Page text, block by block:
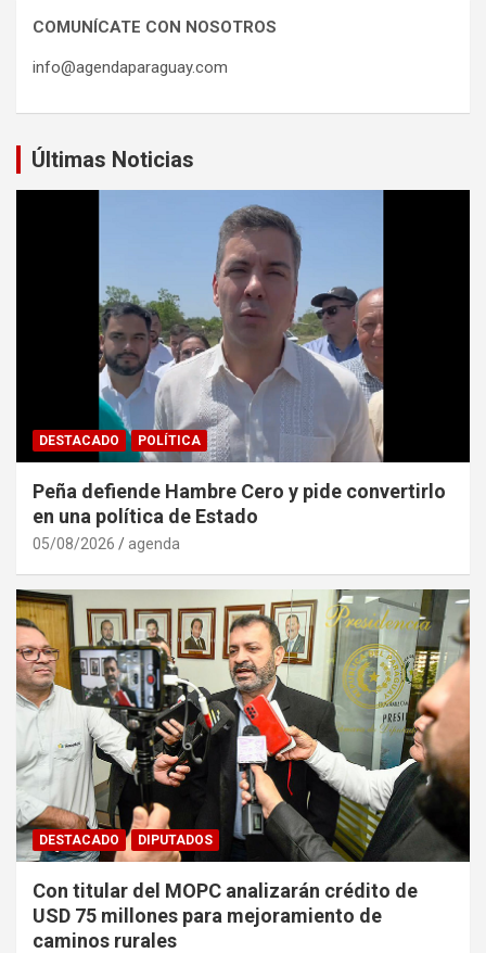
COMUNÍCATE CON NOSOTROS
info@agendaparaguay.com
Últimas Noticias
DESTACADO POLÍTICA
Peña defiende Hambre Cero y pide convertirlo
en una política de Estado
05/08/2026 agenda
DESTACADO DIPUTADOS
Con titular del MOPC analizarán crédito de
USD 75 millones para mejoramiento de
caminos rurales